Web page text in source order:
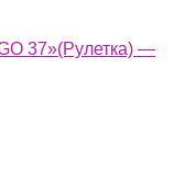
37»(Рулетка) —